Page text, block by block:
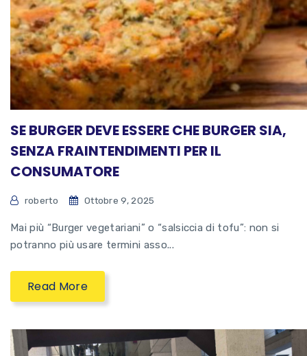
SE BURGER DEVE ESSERE CHE BURGER SIA,
SENZA FRAINTENDIMENTI PER IL
CONSUMATORE
roberto Ottobre 9, 2025
Mai più “Burger vegetariani” o “salsiccia di tofu”: non si
potranno più usare termini asso...
Read More